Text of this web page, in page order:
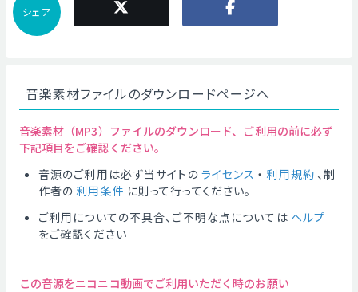
シェア
音楽素材ファイルのダウンロードページへ
音楽素材（MP3）ファイルのダウンロード、ご利用の前に必ず
下記項目をご確認ください。
音源のご利用は必ず当サイトの ライセンス ・ 利用規約 、制
作者の 利用条件 に則って行ってください。
ご利用についての不具合、ご不明な点については ヘルプ
をご確認ください
この音源をニコニコ動画でご利用いただく時のお願い